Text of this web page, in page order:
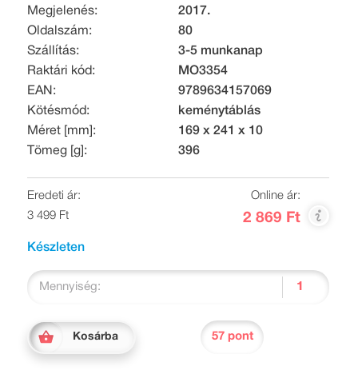
Megjelenés:
2017.
Oldalszám:
80
Szállítás:
3-5 munkanap
Raktári kód:
MO3354
EAN:
9789634157069
Kötésmód:
keménytáblás
Méret [mm]:
169 x 241 x 10
Tömeg [g]:
396
Eredeti ár:
3 499 Ft
Online ár:
2 869 Ft
Készleten
Mennyiség:
Kosárba 57 pont